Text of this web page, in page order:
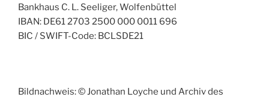
Bankhaus C. L. Seeliger, Wolfenbüttel
IBAN: DE61 2703 2500 000 0011 696
BIC / SWIFT-Code: BCLSDE21
Bildnachweis: © Jonathan Loyche und Archiv des